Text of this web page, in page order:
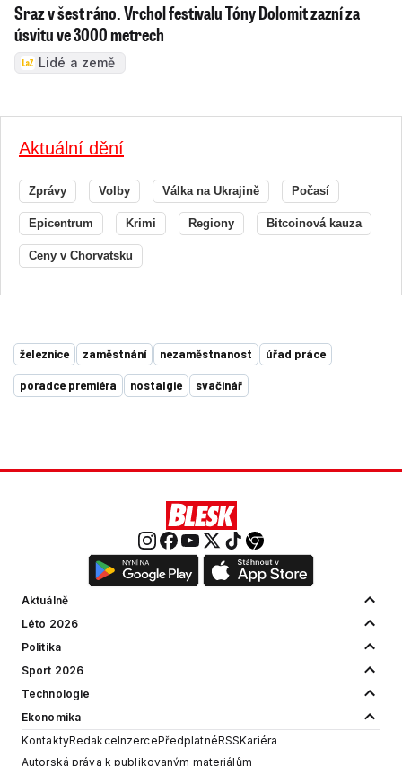
Sraz v šest ráno. Vrchol festivalu Tóny Dolomit zazní za
úsvitu ve 3000 metrech
Lidé a země
Aktuální dění
Zprávy Volby Válka na Ukrajině Počasí
Epicentrum Krimi Regiony Bitcoinová kauza
Ceny v Chorvatsku
železnice zaměstnání nezaměstnanost úřad práce
poradce premiéra nostalgie svačinář
Aktuálně
Léto 2026
Politika
Sport 2026
Technologie
Ekonomika
KontaktyRedakceInzercePředplatnéRSSKariéra
Autorská práva k publikovaným materiálům